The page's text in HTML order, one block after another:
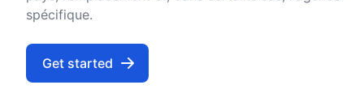
spécifique.
Get started